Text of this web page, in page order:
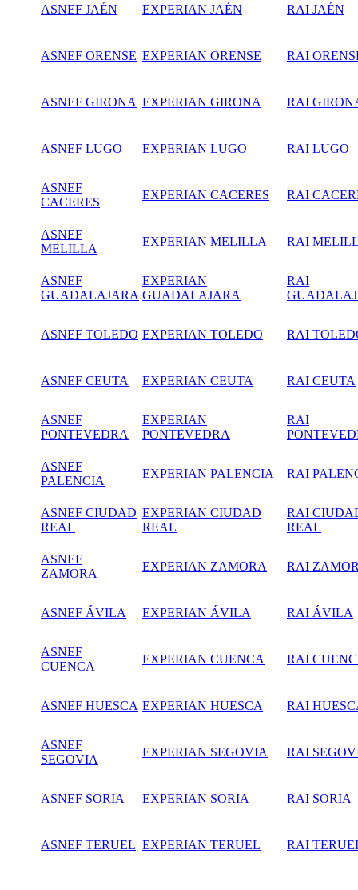
ASNEF JAÉN EXPERIAN JAÉN RAI JAÉN
ASNEF ORENSE EXPERIAN ORENSE RAI
ASNEF GIRONA EXPERIAN GIRONA RAI
ASNEF LUGO EXPERIAN LUGO RAI LUGO
ASNEF
CACERES
EXPERIAN CACERES RAI
ASNEF
MELILLA
EXPERIAN MELILLA RAI
ASNEF
GUADALAJARA
EXPERIAN
GUADALAJARA
RAI
ASNEF TOLEDO EXPERIAN TOLEDO RAI
ASNEF CEUTA EXPERIAN CEUTA RAI CEUTA
ASNEF
PONTEVEDRA
EXPERIAN
PONTEVEDRA
RAI
ASNEF
PALENCIA
EXPERIAN PALENCIA RAI
ASNEF CIUDAD
REAL
EXPERIAN CIUDAD
REAL
RAI
REAL
ASNEF
ZAMORA
EXPERIAN ZAMORA RAI
ASNEF ÁVILA EXPERIAN ÁVILA RAI ÁVILA
ASNEF
CUENCA
EXPERIAN CUENCA RAI
ASNEF HUESCA EXPERIAN HUESCA RAI
ASNEF
SEGOVIA
EXPERIAN SEGOVIA RAI
ASNEF SORIA EXPERIAN SORIA RAI SORIA
ASNEF TERUEL EXPERIAN TERUEL RAI